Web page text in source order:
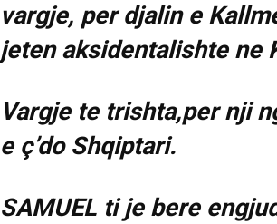
vargje, per djalin e
jeten aksidentalishte ne
Vargje te trishta,per nji
e ç’do Shqiptari.
SAMUEL ti je bere